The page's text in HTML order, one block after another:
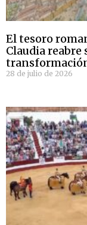
El tesoro
Claudia
28 de julio de 2026